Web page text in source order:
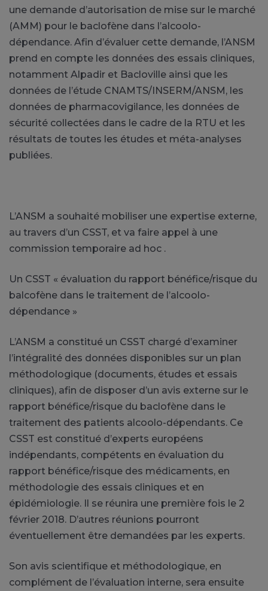
une demande d’autorisation de mise sur le marché
(AMM) pour le baclofène dans l’alcoolo-
dépendance. Afin d’évaluer cette demande, l’ANSM
prend en compte les données des essais cliniques,
notamment Alpadir et Bacloville ainsi que les
données de l’étude CNAMTS/INSERM/ANSM, les
données de pharmacovigilance, les données de
sécurité collectées dans le cadre de la RTU et les
résultats de toutes les études et méta-analyses
publiées.
L’ANSM a souhaité mobiliser une expertise externe,
au travers d’un CSST, et va faire appel à une
commission temporaire ad hoc .
Un CSST « évaluation du rapport bénéfice/risque du
balcofène dans le traitement de l’alcoolo-
dépendance »
L’ANSM a constitué un CSST chargé d’examiner
l’intégralité des données disponibles sur un plan
méthodologique (documents, études et essais
cliniques), afin de disposer d’un avis externe sur le
rapport bénéfice/risque du baclofène dans le
traitement des patients alcoolo-dépendants. Ce
CSST est constitué d’experts européens
indépendants, compétents en évaluation du
rapport bénéfice/risque des médicaments, en
méthodologie des essais cliniques et en
épidémiologie. Il se réunira une première fois le 2
février 2018. D’autres réunions pourront
éventuellement être demandées par les experts.
Son avis scientifique et méthodologique, en
complément de l’évaluation interne, sera ensuite